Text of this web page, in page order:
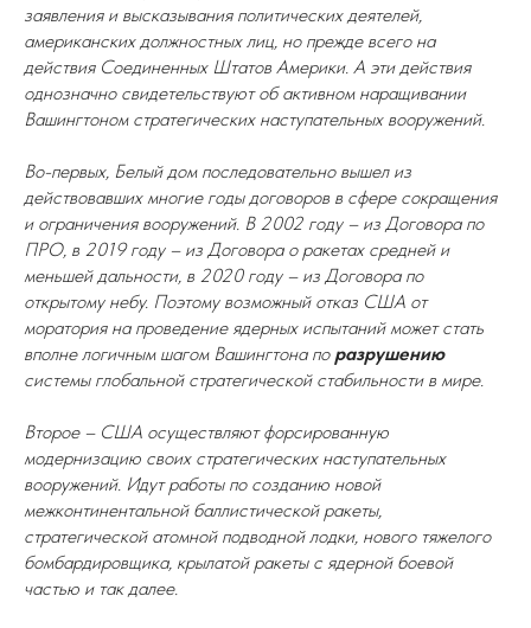
заявления и высказывания политических деятелей,
американских должностных лиц, но прежде всего на
действия Соединенных Штатов Америки. А эти действия
однозначно свидетельствуют об активном наращивании
Вашингтоном стратегических наступательных вооружений.
Во-первых, Белый дом последовательно вышел из
действовавших многие годы договоров в сфере сокращения
и ограничения вооружений. В 2002 году – из Договора по
ПРО, в 2019 году – из Договора о ракетах средней и
меньшей дальности, в 2020 году – из Договора по
открытому небу. Поэтому возможный отказ США от
моратория на проведение ядерных испытаний может стать
вполне логичным шагом Вашингтона по разрушению
системы глобальной стратегической стабильности в мире.
Второе – США осуществляют форсированную
модернизацию своих стратегических наступательных
вооружений. Идут работы по созданию новой
межконтинентальной баллистической ракеты,
стратегической атомной подводной лодки, нового тяжелого
бомбардировщика, крылатой ракеты с ядерной боевой
частью и так далее.